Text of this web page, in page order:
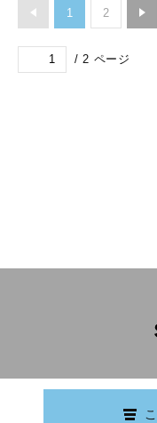
1 2
/ 2 ページ
Copyright